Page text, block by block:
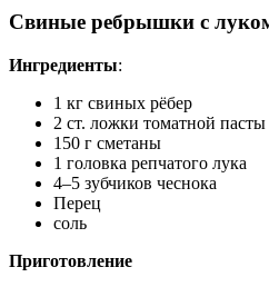
Свиные ребрышки с
Ингредиенты:
1 кг свиных рёбер
2 ст. ложки томатной пасты
150 г сметаны
1 головка репчатого лука
4–5 зубчиков чеснока
Перец
соль
Приготовление